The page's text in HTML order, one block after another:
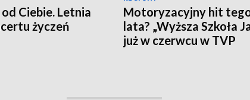
Ciebie. Letnia
życzeń
Motoryzacyjny hit
lata? „Wyższa Szkoła
już w czerwcu w TVP